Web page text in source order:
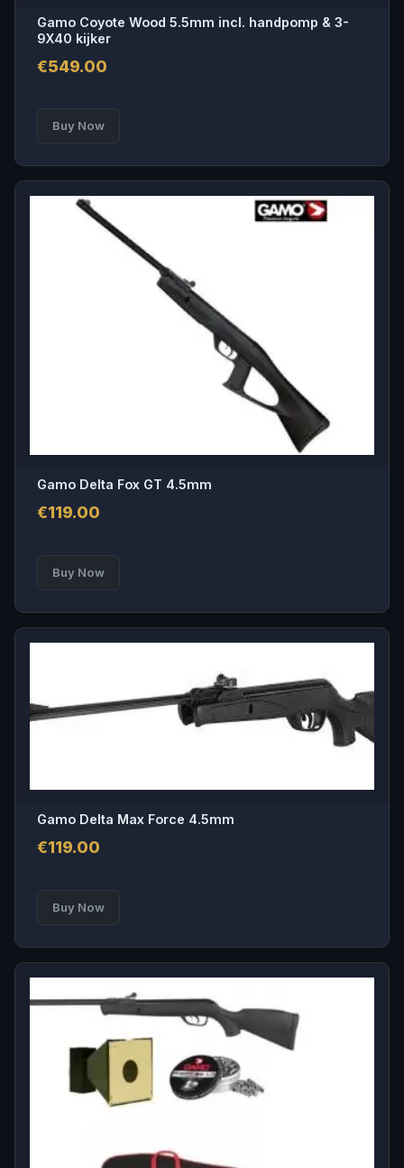
Gamo Coyote Wood 5.5mm incl. handpomp & 3-
9X40 kijker
€549.00
Buy Now
Gamo Delta Fox GT 4.5mm
€119.00
Buy Now
Gamo Delta Max Force 4.5mm
€119.00
Buy Now